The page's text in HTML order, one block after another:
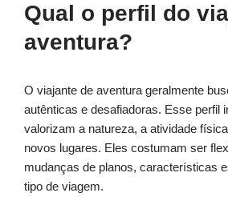
Qual o perfil do
aventura?
O viajante de aventura geralmente
autênticas e desafiadoras. Esse perfil
valorizam a natureza, a atividade
novos lugares. Eles costumam ser
mudanças de planos, características
tipo de viagem.